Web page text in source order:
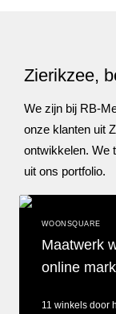
Zierikzee,
We zijn bij RB-
onze klanten uit
ontwikkelen. We
uit ons portfolio.
WOONSQUARE
Maatwerk
online
11 winkels door